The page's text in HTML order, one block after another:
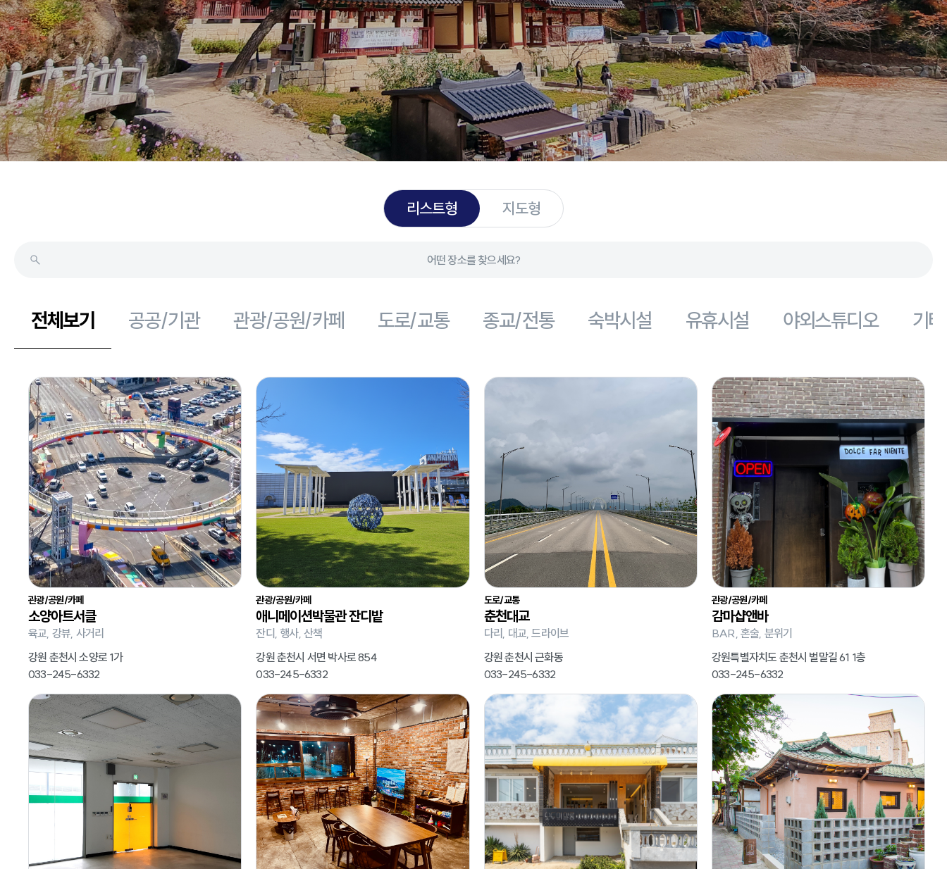
리스트형 지도형
전체보기 공공/기관 관광/공원/카페 도로/교통 종교/전통 숙박시설 유휴시설 야외스튜디오 기타
관광/공원/카페
소양아트서클
육교, 강뷰, 사거리
강원 춘천시 소양로 1가
033-245-6332
관광/공원/카페
애니메이션박물관 잔디밭
잔디, 행사, 산책
강원 춘천시 서면 박사로 854
033-245-6332
도로/교통
춘천대교
다리, 대교, 드라이브
강원 춘천시 근화동
033-245-6332
관광/공원/카페
감마샵앤바
BAR, 혼술, 분위기
강원특별자치도 춘천시 벌말길 61 1층
033-245-6332